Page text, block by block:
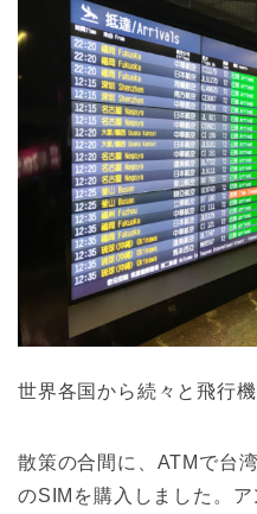
世界各国から続々と飛行
散策の合間に、ATMで台
のSIMを購入しました。